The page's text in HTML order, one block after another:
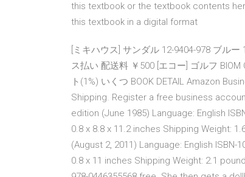
this textbook or the textbook contents
this textbook in a digital format
[ミキハウス] サンダル 12-9404-978 ブル
ス払い 配送料 ￥500 [エコー] ゴルフ
ト(1%) いくつ BOOK DETAIL Amazon
Shipping. Register a free business
edition (June 1985) Language: English
0.8 x 8.8 x 11.2 inches Shipping Weight:
(August 2, 2011) Language: English ISBN-
0.8 x 11 inches Shipping Weight: 2.1